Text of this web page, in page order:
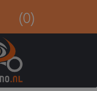
(0)